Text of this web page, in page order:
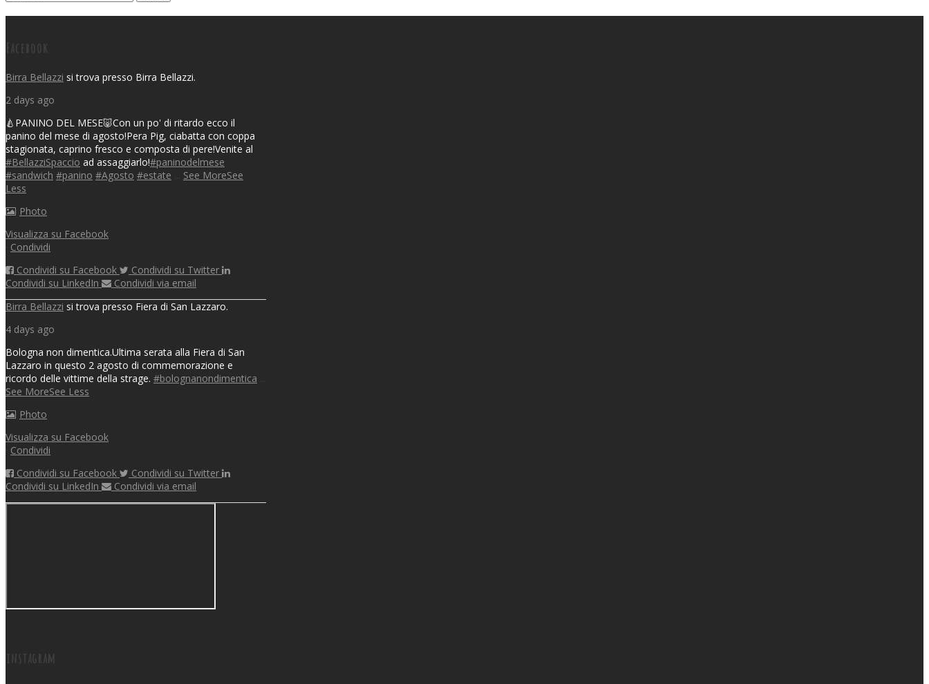
Facebook
Birra Bellazzi si trova presso Birra Bellazzi.
2 days ago
🍐PANINO DEL MESE🐷Con un po' di ritardo ecco il
panino del mese di agosto!Pera Pig, ciabatta con coppa
stagionata, caprino fresco e composta di pere!Venite al
#BellazziSpaccio ad assaggiarlo!#paninodelmese
#sandwich #panino #Agosto #estate See MoreSee
Less
Photo
Visualizza su Facebook
Condividi
Condividi su Facebook
Condividi su Twitter
Condividi su LinkedIn
Condividi via email
Birra Bellazzi si trova presso Fiera di San Lazzaro.
4 days ago
Bologna non dimentica.Ultima serata alla Fiera di San
Lazzaro in questo 2 agosto di commemorazione e
ricordo delle vittime della strage. #bolognanondimentica
See MoreSee Less
Photo
Visualizza su Facebook
Condividi
Condividi su Facebook
Condividi su Twitter
Condividi su LinkedIn
Condividi via email
instagram